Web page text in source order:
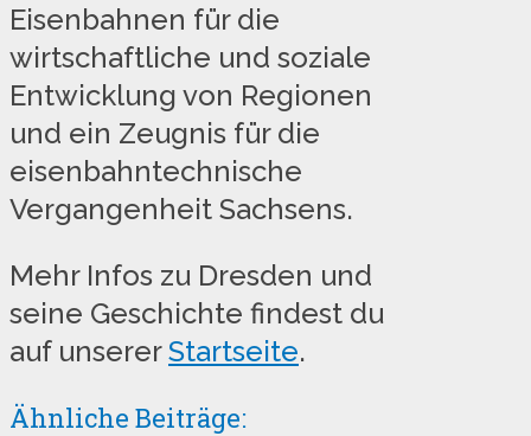
Eisenbahnen für die
wirtschaftliche und soziale
Entwicklung von Regionen
und ein Zeugnis für die
eisenbahntechnische
Vergangenheit Sachsens.
Mehr Infos zu Dresden und
seine Geschichte findest du
auf unsererStartseite.
Ähnliche Beiträge: